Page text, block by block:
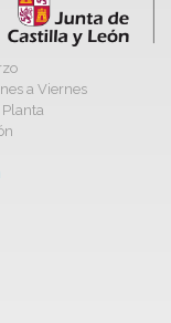
a Viernes